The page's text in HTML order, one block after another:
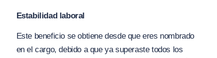
Estabilidad laboral
Este beneficio se obtiene desde que eres nombrado
en el cargo, debido a que ya superaste todos los